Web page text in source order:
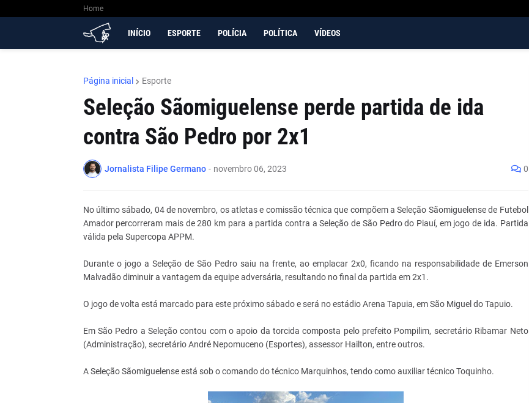
Home
INÍCIO ESPORTE POLÍCIA POLÍTICA VÍDEOS
Página inicial Esporte
Seleção Sãomiguelense perde partida de ida
contra São Pedro por 2x1
Jornalista Filipe Germano - novembro 06, 2023 0
No último sábado, 04 de novembro, os atletas e comissão técnica que compõem a Seleção Sãomiguelense de Futebol
Amador percorreram mais de 280 km para a partida contra a Seleção de São Pedro do Piauí, em jogo de ida. Partida
válida pela Supercopa APPM.
Durante o jogo a Seleção de São Pedro saiu na frente, ao emplacar 2x0, ficando na responsabilidade de Emerson
Malvadão diminuir a vantagem da equipe adversária, resultando no final da partida em 2x1.
O jogo de volta está marcado para este próximo sábado e será no estádio Arena Tapuia, em São Miguel do Tapuio.
Em São Pedro a Seleção contou com o apoio da torcida composta pelo prefeito Pompilim, secretário Ribamar Neto
(Administração), secretário André Nepomuceno (Esportes), assessor Hailton, entre outros.
A Seleção Sãomiguelense está sob o comando do técnico Marquinhos, tendo como auxiliar técnico Toquinho.